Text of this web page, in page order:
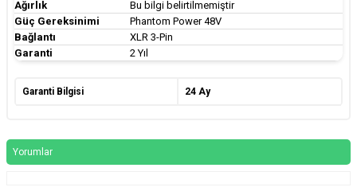
Ağırlık
Bu bilgi belirtilmemiştir
Güç Gereksinimi
Phantom Power 48V
Bağlantı
XLR 3-Pin
Garanti
2 Yıl
Garanti Bilgisi 24 Ay
Yorumlar